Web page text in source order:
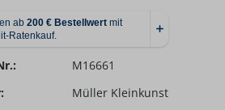
M16661
Müller Kleinkunst